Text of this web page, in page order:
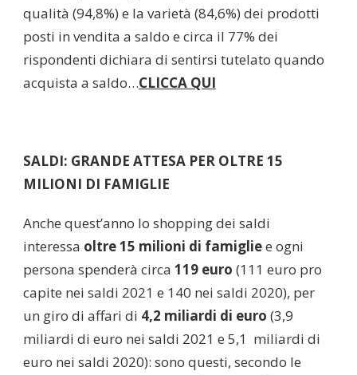
qualità (94,8%) e la varietà (84,6%) dei prodotti
posti in vendita a saldo e circa il 77% dei
rispondenti dichiara di sentirsi tutelato quando
acquista a saldo…CLICCA QUI
SALDI: GRANDE ATTESA PER OLTRE 15
MILIONI DI FAMIGLIE
Anche quest’anno lo shopping dei saldi
interessa oltre 15 milioni di famigliee ogni
persona spenderà circa 119 euro (111 euro pro
capite nei saldi 2021 e 140 nei saldi 2020), per
un giro di affari di 4,2 miliardi di euro (3,9
miliardi di euro nei saldi 2021 e 5,1 miliardi di
euro nei saldi 2020): sono questi, secondo le